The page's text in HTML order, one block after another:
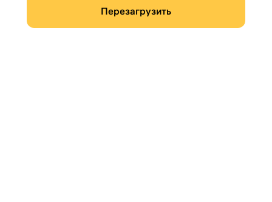
Перезагрузить